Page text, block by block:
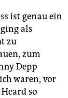
ist genau ein
als
zu
zum
Depp
waren, vor
so